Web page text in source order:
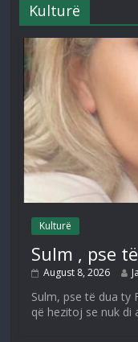
Kulturë
Kulturë
Sulm , pse
August 8, 2026
Sulm, pse të dua ty
që hezitoj se nuk di